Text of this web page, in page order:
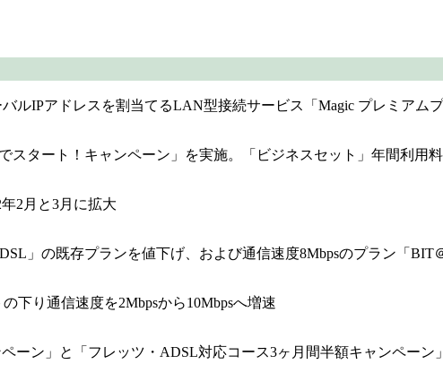
ルIPアドレスを割当てるLAN型接続サービス「Magic プレミアム
タート！キャンペーン」を実施。「ビジネスセット」年間利用
2月と3月に拡大
」の既存プランを値下げ、および通信速度8Mbpsのプラン「BIT
下り通信速度を2Mbpsから10Mbpsへ増速
ーン」と「フレッツ・ADSL対応コース3ヶ月間半額キャンペーン